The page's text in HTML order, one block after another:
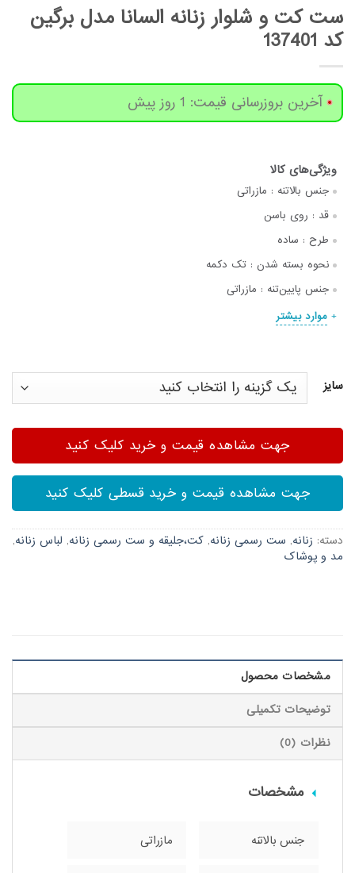
ست کت و شلوار زنانه السانا مدل برگین
کد 137401
آخرین بروزرسانی قیمت: 1 روز پیش
جنس بالاتنه : مازراتی
قد : روی باسن
طرح : ساده
نحوه بسته شدن : تک دکمه
جنس پایین‌تنه : مازراتی
موارد بیشتر
سایز
جهت مشاهده قیمت و خرید کلیک کنید
جهت مشاهده قیمت و خرید قسطی کلیک کنید
دسته: زنانه, ست رسمی زنانه, کت،جلیقه و ست رسمی زنانه, لباس زنانه,
مد و پوشاک
مشخصات محصول
توضیحات تکمیلی
نظرات (0)
مشخصات
جنس بالاتنه مازراتی